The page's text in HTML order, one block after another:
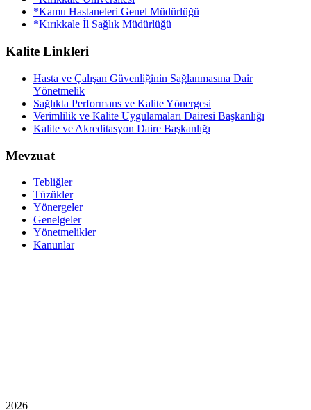
*Kamu Hastaneleri Genel Müdürlüğü
*Kırıkkale İl Sağlık Müdürlüğü
Kalite Linkleri
Hasta ve Çalışan Güvenliğinin Sağlanmasına Dair
Yönetmelik
Sağlıkta Performans ve Kalite Yönergesi
Verimlilik ve Kalite Uygulamaları Dairesi Başkanlığı
Kalite ve Akreditasyon Daire Başkanlığı
Mevzuat
Tebliğler
Tüzükler
Yönergeler
Genelgeler
Yönetmelikler
Kanunlar
2026